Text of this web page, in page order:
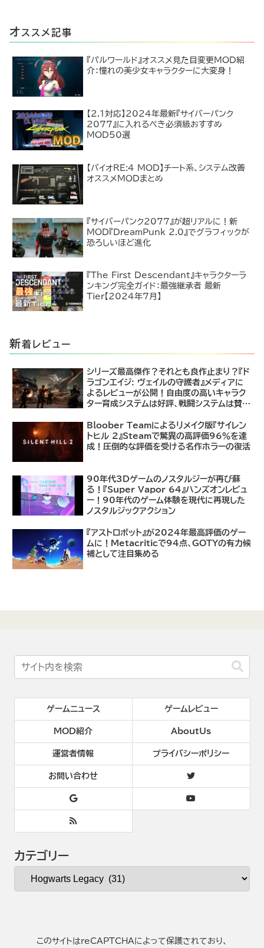
オ ススメ記事
『パルワールド』オススメ見た目変更MOD紹
介：憧れの美少女キャラクターに大変身！
【2.1対応】2024年最新『サイバーパンク
2077』に入れるべき必須級おすすめ
MOD50選
【バイオRE:4 MOD】チート系、システム改善
オススメMODまとめ
『サイバーパンク2077』が超リアルに！新
MOD『DreamPunk 2.0』でグラフィックが
恐ろしいほど進化
『The First Descendant』キャラクターラ
ンキング完全ガイド：最強継承者 最新
Tier【2024年7月】
新着レビュー
シリーズ最高傑作？それとも良作止まり？『ド
ラゴンエイジ: ヴェイルの守護者』メディアに
よるレビューが公開！自由度の高いキャラク
ター育成システムは好評、戦闘システムは賛否
Bloober Teamによるリメイク版『サイレン
トヒル 2』Steamで驚異の高評価96％を達
成！圧倒的な評価を受ける名作ホラーの復活
90年代3Dゲームのノスタルジーが再び蘇
る！『Super Vapor 64』ハンズオンレビュ
ー！90年代のゲーム体験を現代に再現した
ノスタルジックアクション
『アストロボット』が2024年最高評価のゲー
ムに！Metacriticで94点、GOTYの有力候
補として注目集める
ゲームニュース ゲームレビュー
MOD紹介 AboutUs
運営者情報 プライバシーポリシー
お問い合わせ
カテゴリー
このサイトはreCAPTCHAによって保護されており、